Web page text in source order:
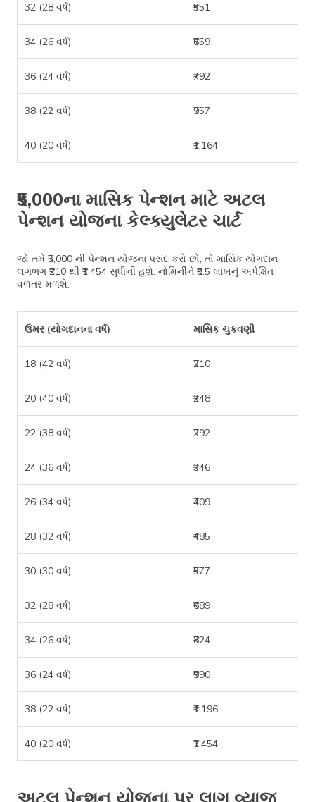
32 (28 વર્ષ) ₹551
34 (26 વર્ષ) ₹659
36 (24 વર્ષ) ₹792
38 (22 વર્ષ) ₹957
40 (20 વર્ષ) ₹1,164
₹5,000ના માસિક પેન્શન માટે અટલ
પેન્શન યોજના કેલ્ક્યુલેટર ચાર્ટ
જો તમે ₹5,000 ની પેન્શન યોજના પસંદ કરો છો, તો માસિક યોગદાન
લગભગ ₹210 થી ₹1,454 સુધીની હશે. નોમિનીને ₹8.5 લાખનું અપેક્ષિત
વળતર મળશે.
ઉંમર (યોગદાનના વર્ષ) માસિક ચુકવણી
18 (42 વર્ષ) ₹210
20 (40 વર્ષ) ₹248
22 (38 વર્ષ) ₹292
24 (36 વર્ષ) ₹346
26 (34 વર્ષ) ₹409
28 (32 વર્ષ) ₹485
30 (30 વર્ષ) ₹577
32 (28 વર્ષ) ₹689
34 (26 વર્ષ) ₹824
36 (24 વર્ષ) ₹990
38 (22 વર્ષ) ₹1,196
40 (20 વર્ષ) ₹1,454
અટલ પેન્શન યોજના પર લાગુ વ્યાજ